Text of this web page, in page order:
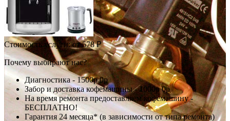
Стоимость услуги:от 578 ₽
Почему выбирают нас?
Диагностика -1500р0р
Забор и доставка кофемашины -1000р0р
На время ремонта предоставляем кофемашину -
БЕСПЛАТНО!
Гарантия 24 месяца* (в зависимости от типа ремонта)